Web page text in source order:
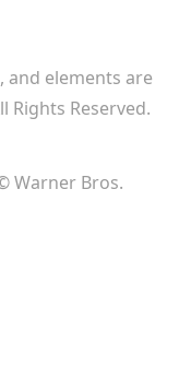
and elements are
Rights Reserved.
Warner Bros.